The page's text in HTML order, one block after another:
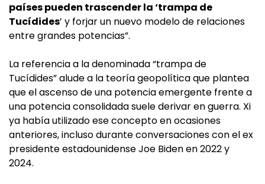
países pueden trascender la ‘trampa de
Tucídides’ y forjar un nuevo modelo de relaciones
entre grandes potencias”.
La referencia a la denominada “trampa de
Tucídides” alude a la teoría geopolítica que plantea
que el ascenso de una potencia emergente frente a
una potencia consolidada suele derivar en guerra. Xi
ya había utilizado ese concepto en ocasiones
anteriores, incluso durante conversaciones con el ex
presidente estadounidense Joe Biden en 2022 y
2024.